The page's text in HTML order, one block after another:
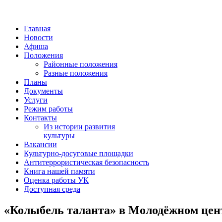
Главная
Новости
Афиша
Положения
Районные положения
Разные положения
Планы
Документы
Услуги
Режим работы
Контакты
Из истории развития
культуры
Вакансии
Культурно-досуговые площадки
Антитеррористическая безопасность
Книга нашей памяти
Оценка работы УК
Доступная среда
«Колыбель таланта» в Молодёжном